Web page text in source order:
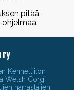
2019
pitää
ry
Kennelliiton
Welsh Corgi
harrastajien